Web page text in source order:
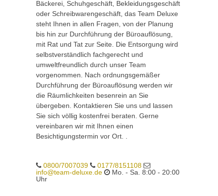
Bäckerei, Schuhgeschäft, Bekleidungsgeschäft
oder Schreibwarengeschäft, das Team Deluxe
steht Ihnen in allen Fragen, von der Planung
bis hin zur Durchführung der Büroauflösung,
mit Rat und Tat zur Seite. Die Entsorgung wird
selbstverständlich fachgerecht und
umweltfreundlich durch unser Team
vorgenommen. Nach ordnungsgemäßer
Durchführung der Büroauflösung werden wir
die Räumlichkeiten besenrein an Sie
übergeben. Kontaktieren Sie uns und lassen
Sie sich völlig kostenfrei beraten. Gerne
vereinbaren wir mit Ihnen einen
Besichtigungstermin vor Ort. .
0800/7007039
0177/8151108
info@team-deluxe.de
Mo. - Sa. 8:00 - 20:00
Uhr